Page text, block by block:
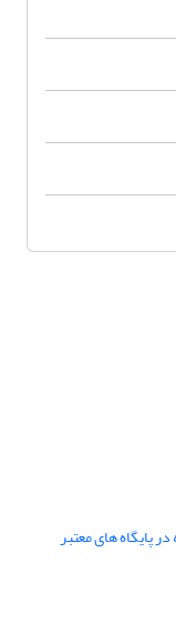
پایگاه های معتبر